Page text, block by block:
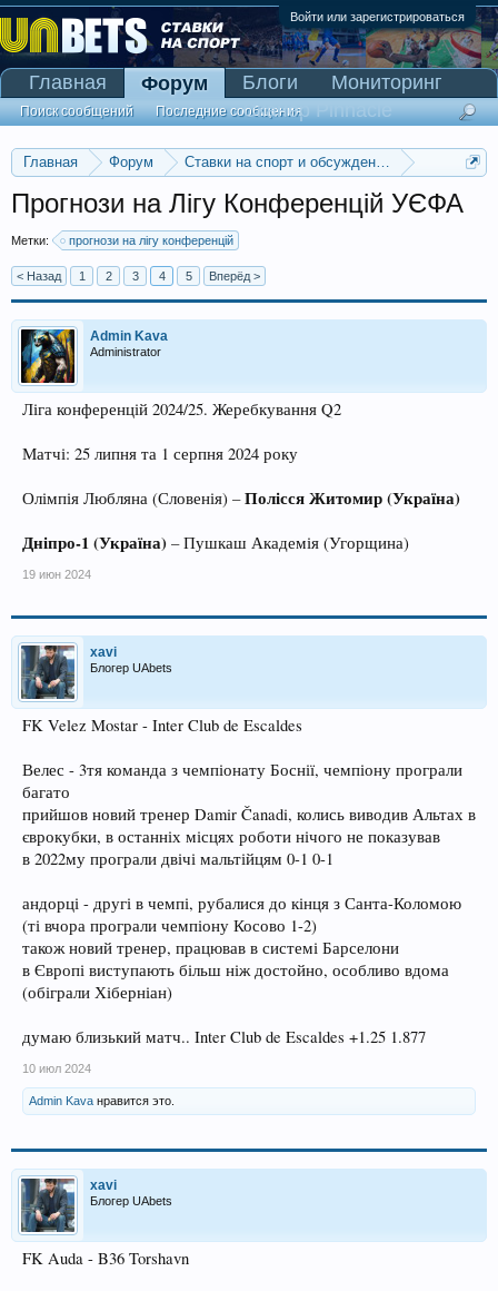
Войти или зарегистрироваться
Главная Форум
Ставки на спорт и обсуждение спортивных
Прогнози на Лігу Конференцій УЄФА
Метки: прогнози на лігу конференцій
< Назад 1 2 3 4 5 Вперёд >
Admin Kava
Administrator
Ліга конференцій 2024/25. Жеребкування Q2
Матчі: 25 липня та 1 серпня 2024 року
Олімпія Любляна (Словенія) –Полісся Житомир (Україна)
Дніпро-1 (Україна) – Пушкаш Академія (Угорщина)
19 июн 2024
xavi
Блогер UAbets
FK Velez Mostar - Inter Club de Escaldes
Велес - 3тя команда з чемпіонату Боснії, чемпіону програли
багато
прийшов новий тренер Damir Čanadi, колись виводив Альтах в
єврокубки, в останніх місцях роботи нічого не показував
в 2022му програли двічі мальтійцям 0-1 0-1
андорці - другі в чемпі, рубалися до кінця з Санта-Коломою
(ті вчора програли чемпіону Косово 1-2)
також новий тренер, працював в системі Барселони
в Європі виступають більш ніж достойно, особливо вдома
(обіграли Хіберніан)
думаю близький матч.. Inter Club de Escaldes +1.25 1.877
10 июл 2024
Admin Kava нравится это.
xavi
Блогер UAbets
FK Auda - B36 Torshavn
Главная Форум
Поиск сообщений Последние сообщения
Блоги
Мониторинг
Сканер Pinnacle